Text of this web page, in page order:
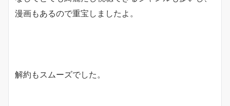
漫画もあるので重宝しましたよ。
解約もスムーズでした。